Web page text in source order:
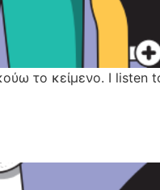
το κείμενο. I